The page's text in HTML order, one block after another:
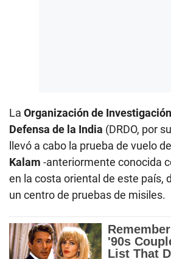
La Organización de
Defensa de la India (DRDO, por
llevó a cabo la prueba de vuelo
Kalam -anteriormente conocida
en la costa oriental de este país,
un centro de pruebas de misiles.